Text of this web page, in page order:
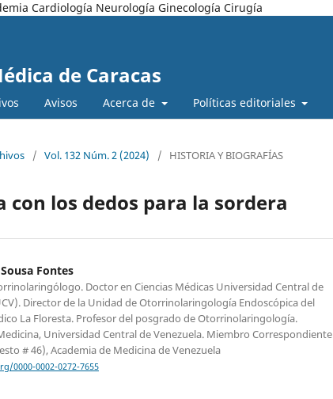
Cardiología Neurología Ginecología Cirugía
de Caracas
Avisos Acerca de Políticas editoriales
/ Vol. 132 Núm. 2 (2024) / HISTORIA Y BIOGRAFÍAS
con los dedos para la sordera
Fontes
Doctor en Ciencias Médicas Universidad Central de
Director de la Unidad de Otorrinolaringología Endoscópica del
La Floresta. Profesor del posgrado de Otorrinolaringología.
Universidad Central de Venezuela. Miembro Correspondiente
# 46), Academia de Medicina de Venezuela
0000-0002-0272-7655